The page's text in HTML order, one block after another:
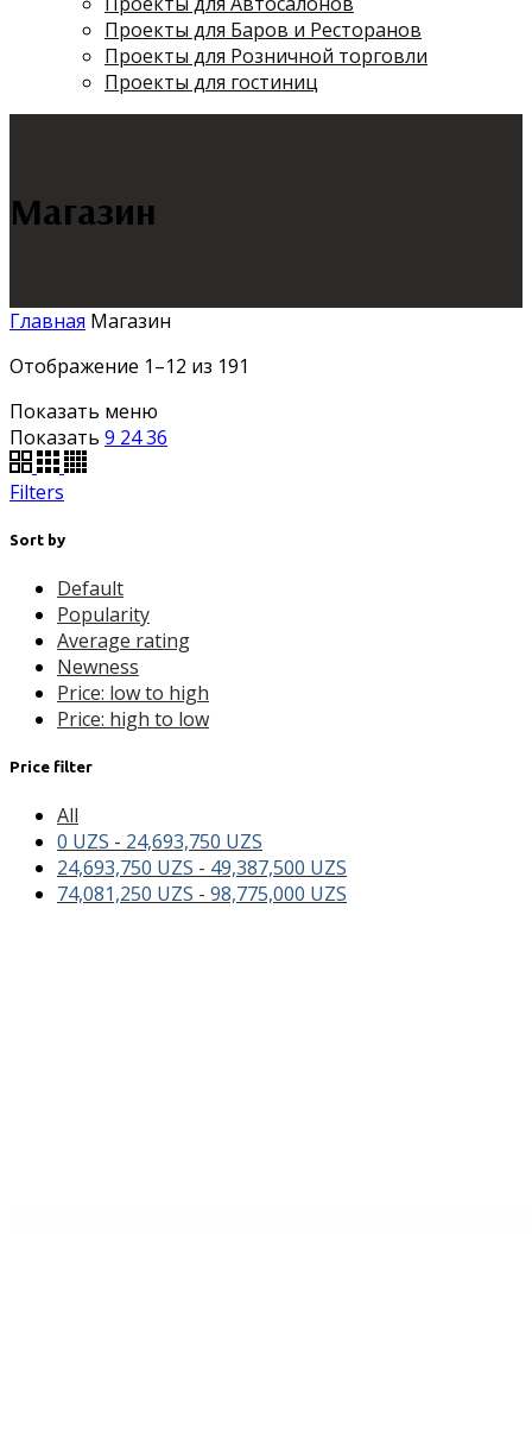
Проекты для Баров и Ресторанов
Проекты для Розничной торговли
Проекты для гостиниц
Магазин
Главная Магазин
Отображение 1–12 из 191
Показать меню
Показать 9 2436
Filters
Sort by
Default
Popularity
Average rating
Newness
Price: low to high
Price: high to low
Price filter
All
0 UZS - 24,693,750 UZS
24,693,750 UZS - 49,387,500 UZS
74,081,250 UZS - 98,775,000 UZS